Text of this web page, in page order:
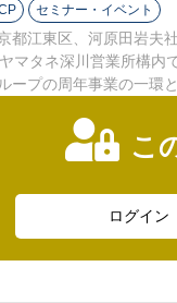
セミナー・イベント
江東区、河原田岩夫
マタネ深川営業所構
ープの周年事業の一環
こ
ログイン